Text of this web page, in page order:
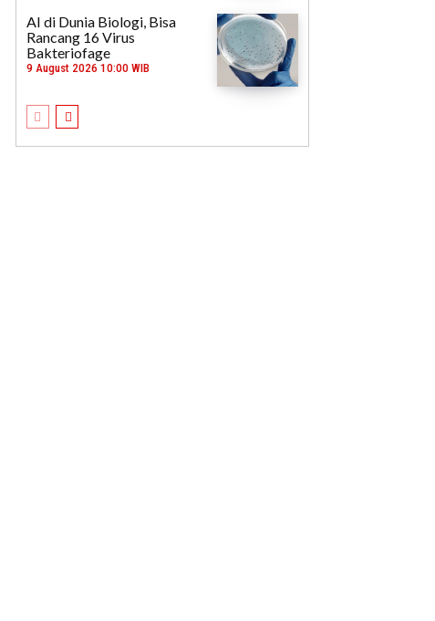
AI di Dunia Biologi, Bisa
Rancang 16 Virus
Bakteriofage
9 August 2026 10:00 WIB